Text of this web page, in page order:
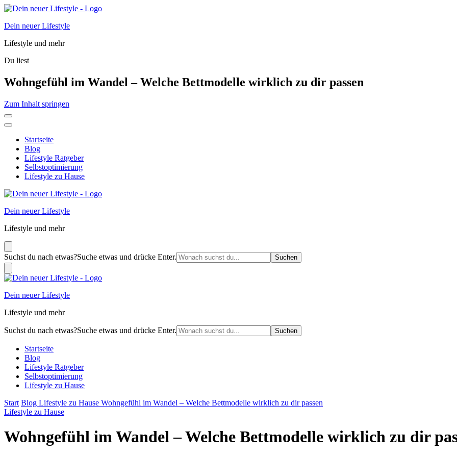
Dein neuer Lifestyle
Lifestyle und mehr
Du liest
Wohngefühl im Wandel – Welche Bettmodelle wirklich zu dir passen
Zum Inhalt springen
Startseite
Blog
Lifestyle Ratgeber
Selbstoptimierung
Lifestyle zu Hause
Dein neuer Lifestyle
Lifestyle und mehr
Suchst du nach etwas?Suche etwas und drücke Enter.
Dein neuer Lifestyle
Lifestyle und mehr
Suchst du nach etwas?Suche etwas und drücke Enter.
Startseite
Blog
Lifestyle Ratgeber
Selbstoptimierung
Lifestyle zu Hause
Start Blog Lifestyle zu Hause Wohngefühl im Wandel – Welche Bettmodelle wirklich zu dir passen
Lifestyle zu Hause
Wohngefühl im Wandel – Welche Bettmodelle wirklich zu dir